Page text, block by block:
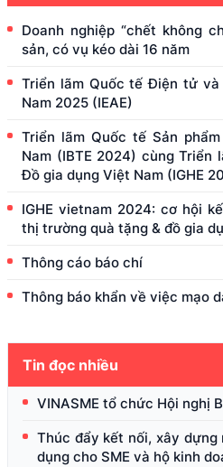
Doanh nghiệp “chết không
sản, có vụ kéo dài 16 năm
Triển lãm Quốc tế Điện tử
Nam 2025 (IEAE)
Triển lãm Quốc tế Sản
Nam (IBTE 2024) cùng Triển
Đồ gia dụng Việt Nam (IGHE
IGHE vietnam 2024: cơ hội
thị trường quà tặng & đồ gia
Thông cáo báo chí
Thông báo khẩn về việc mạo
Tin đọc nhiều
VINASME tổ chức Hội nghị
Thúc đẩy kết nối, xây
dụng cho SME và hộ kinh